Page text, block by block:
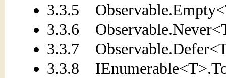
3.3.5
3.3.6
3.3.7
3.3.8